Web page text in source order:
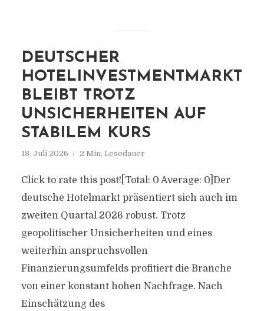
DEUTSCHER
HOTELINVESTMENTMARKT
BLEIBT TROTZ
UNSICHERHEITEN AUF
STABILEM KURS
18. Juli 2026 2 Min. Lesedauer
Click to rate this post![Total: 0 Average: 0]Der
deutsche Hotelmarkt präsentiert sich auch im
zweiten Quartal 2026 robust. Trotz
geopolitischer Unsicherheiten und eines
weiterhin anspruchsvollen
Finanzierungsumfelds profitiert die Branche
von einer konstant hohen Nachfrage. Nach
Einschätzung des